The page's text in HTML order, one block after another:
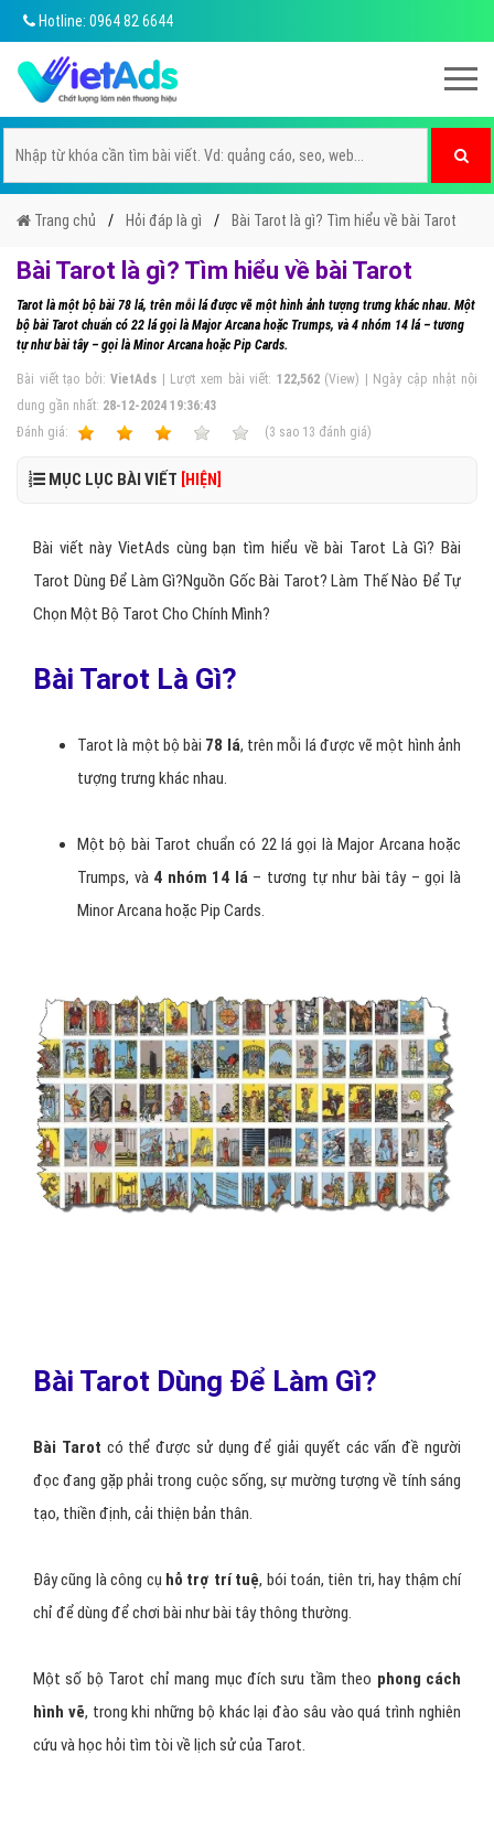
Hotline: 0964 82 6644
Trang chủ Hỏi đáp là gì Bài Tarot là gì? Tìm hiểu về bài Tarot
Bài Tarot là gì? Tìm hiểu về bài Tarot
Tarot là một bộ bài 78 lá, trên mỗi lá được vẽ một hình ảnh tượng trưng khác nhau. Một
bộ bài Tarot chuẩn có 22 lá gọi là Major Arcana hoặc Trumps, và 4 nhóm 14 lá – tương
tự như bài tây – gọi là Minor Arcana hoặc Pip Cards.
Bài viết tạo bởi:VietAds | Lượt xem bài viết: 122,562(View) | Ngày cập nhật nội
dung gần nhất: 28-12-2024 19:36:43
Ðánh giá:
(3 sao 13 đánh giá)
MỤC LỤC BÀI VIẾT [HIỆN]
Bài viết này VietAds cùng bạn tìm hiểu về bài Tarot Là Gì? Bài
Tarot Dùng Để Làm Gì?Nguồn Gốc Bài Tarot? Làm Thế Nào Để Tự
Chọn Một Bộ Tarot Cho Chính Mình?
Bài Tarot Là Gì?
Tarot là một bộ bài 78 lá, trên mỗi lá được vẽ một hình ảnh
tượng trưng khác nhau.
Một bộ bài Tarot chuẩn có 22 lá gọi là Major Arcana hoặc
Trumps, và4 nhóm 14 lá– tương tự như bài tây – gọi là
Minor Arcana hoặc Pip Cards.
Bài Tarot Dùng Để Làm Gì?
Bài Tarot có thể được sử dụng để giải quyết các vấn đề người
đọc đang gặp phải trong cuộc sống, sự mường tượng về tính sáng
tạo, thiền định, cải thiện bản thân.
Đây cũng là công cụ hỗ trợ trí tuệ, bói toán, tiên tri, hay thậm chí
chỉ để dùng để chơi bài như bài tây thông thường.
Một số bộ Tarot chỉ mang mục đích sưu tầm theo phong cách
hình vẽ, trong khi những bộ khác lại đào sâu vào quá trình nghiên
cứu và học hỏi tìm tòi về lịch sử của Tarot.